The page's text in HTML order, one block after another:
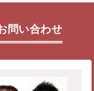
問い合わせ